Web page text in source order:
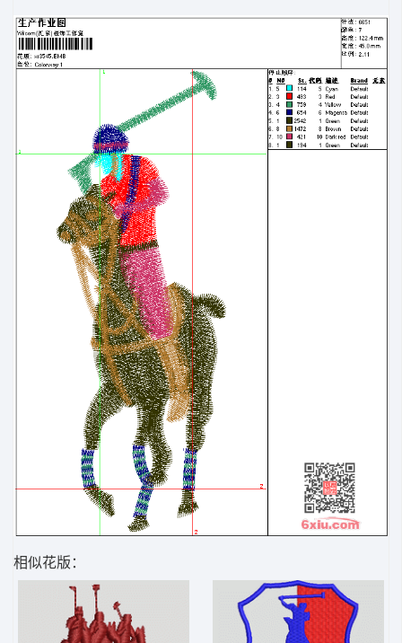
相似花版：